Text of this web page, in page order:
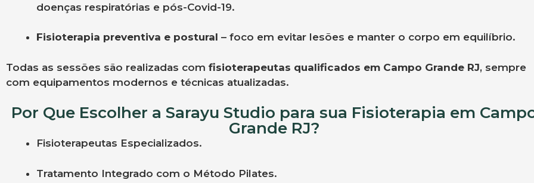
doenças respiratórias e pós-Covid-19.
Fisioterapia preventiva e postural – foco em evitar lesões e manter o corpo em equilíbrio.
Todas as sessões são realizadas com fisioterapeutas qualificados em Campo Grande RJ, sempre
com equipamentos modernos e técnicas atualizadas.
Por Que Escolher a Sarayu Studio para sua Fisioterapia em
Grande RJ?
Fisioterapeutas Especializados.
Tratamento Integrado com o Método Pilates.